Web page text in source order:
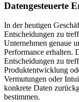
Datengesteuerte
In der heutigen
Entscheidungen zu
Unternehmen genaue
Performance erhalten.
Entscheidungen zu
Produktentwicklung
Vermutungen oder
konkrete Daten
bestimmen.